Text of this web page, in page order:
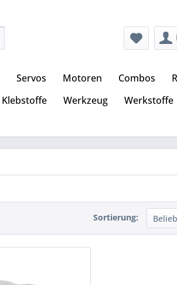
Servos Motoren Combos
Klebstoffe Werkzeug Werkstoffe
Sortierung: